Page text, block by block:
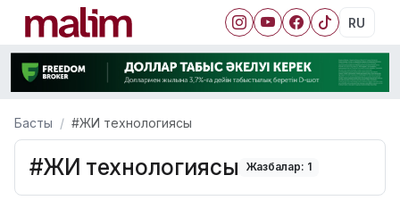
RU
Басты #ЖИ технологиясы
#ЖИ технологиясы Жазбалар: 1